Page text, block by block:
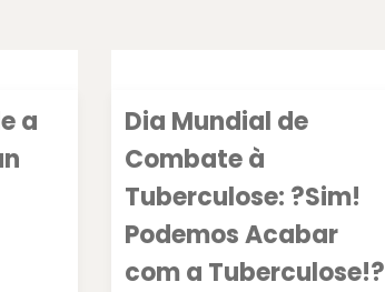
a
Dia Mundial de
Combate à
Tuberculose: ?Sim!
Podemos Acabar
com a Tuberculose!?